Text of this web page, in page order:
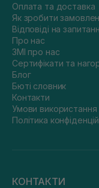
Оплата та доставка
Як зробити
Відповіді на
Про нас
ЗМІ про нас
Сертифікати та
Блог
Бюті словник
Контакти
Умови використання
Політика
КОНТАКТИ